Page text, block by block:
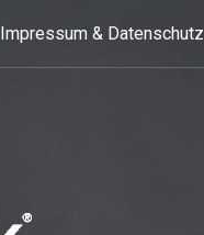
Impressum & Datenschutz